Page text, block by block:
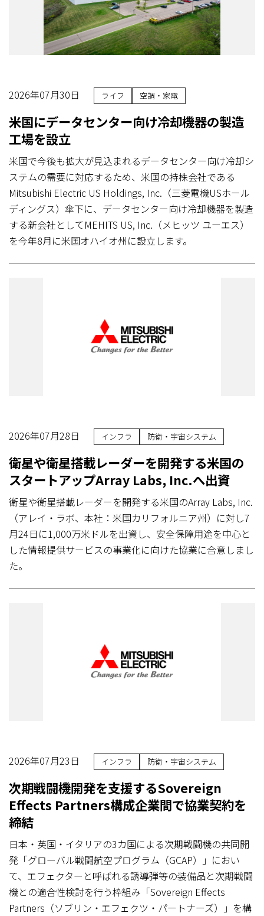
2026年07月30日 ライフ 空調・家電
米国にデータセンター向け冷却機器の製造
工場を設立
米国で今後も拡大が見込まれるデータセンター向け冷却シ
ステムの需要に対応するため、米国の持株会社である
Mitsubishi Electric US Holdings, Inc.（三菱電機USホール
ディングス）傘下に、データセンター向け冷却機器を製造
する新会社としてMEHITS US, Inc.（メヒッツ ユーエス）
を今年8月に米国オハイオ州に設立します。
2026年07月28日 インフラ 防衛・宇宙システム
衛星や衛星搭載レーダーを開発する米国の
スタートアップArray Labs, Inc.へ出資
衛星や衛星搭載レーダーを開発する米国のArray Labs, Inc.
（アレイ・ラボ、本社：米国カリフォルニア州）に対し7
月24日に1,000万米ドルを出資し、安全保障用途を中心と
した情報提供サービスの事業化に向けた協業に合意しまし
た。
2026年07月23日 インフラ 防衛・宇宙システム
次期戦闘機開発を支援するSovereign
Effects Partners構成企業間で協業契約を
締結
日本・英国・イタリアの3カ国による次期戦闘機の共同開
発「グローバル戦闘航空プログラム（GCAP）」におい
て、エフェクターと呼ばれる誘導弾等の装備品と次期戦闘
機との適合性検討を行う枠組み「Sovereign Effects
Partners（ソブリン・エフェクツ・パートナーズ）」を構